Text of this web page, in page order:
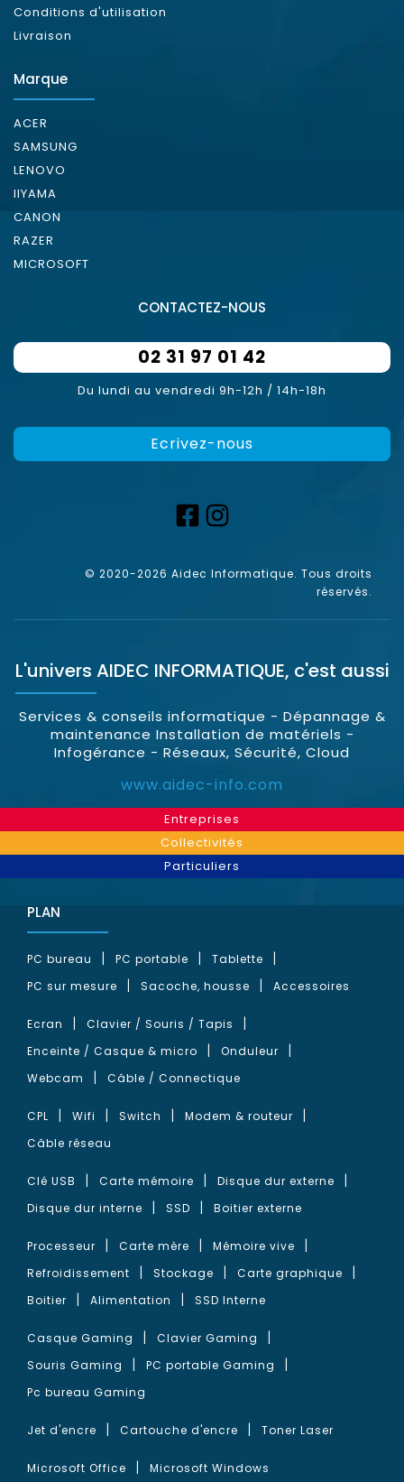
Conditions d'utilisation
Livraison
Marque
ACER
SAMSUNG
LENOVO
IIYAMA
CANON
RAZER
MICROSOFT
CONTACTEZ-NOUS
02 31 97 01 42
Du lundi au vendredi 9h-12h / 14h-18h
Ecrivez-nous
© 2020-2026 Aidec Informatique. Tous droits
réservés.
L'univers AIDEC INFORMATIQUE, c'est aussi
Services & conseils informatique - Dépannage &
maintenance Installation de matériels -
Infogérance - Réseaux, Sécurité, Cloud
www.aidec-info.com
Entreprises
Collectivités
Particuliers
PLAN
PC bureau PC portable
Tablette
PC sur mesure
Sacoche, housse Accessoires
Ecran
Clavier / Souris / Tapis
Enceinte / Casque & micro
Onduleur
Webcam
Câble / Connectique
CPL Wifi Switch
Modem & routeur
Câble réseau
Clé USB Carte mémoire
Disque dur externe
Disque dur interne
SSD Boitier externe
Processeur Carte mère
Mémoire vive
Refroidissement
Stockage
Carte graphique
Boitier
Alimentation SSD Interne
Casque Gaming
Clavier Gaming
Souris Gaming
PC portable Gaming
Pc bureau Gaming
Jet d'encre Cartouche d'encre Toner Laser
Microsoft Office Microsoft Windows